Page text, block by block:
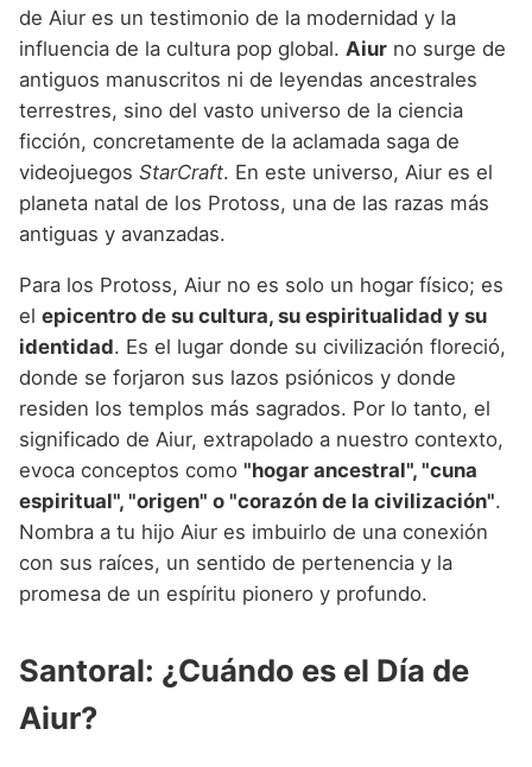
de Aiur es un testimonio de la modernidad y la
influencia de la cultura pop global. Aiur no surge de
antiguos manuscritos ni de leyendas ancestrales
terrestres, sino del vasto universo de la ciencia
ficción, concretamente de la aclamada saga de
videojuegos StarCraft. En este universo, Aiur es el
planeta natal de los Protoss, una de las razas más
antiguas y avanzadas.
Para los Protoss, Aiur no es solo un hogar físico; es
el epicentro de su cultura, su espiritualidad y su
identidad. Es el lugar donde su civilización floreció,
donde se forjaron sus lazos psiónicos y donde
residen los templos más sagrados. Por lo tanto, el
significado de Aiur, extrapolado a nuestro contexto,
evoca conceptos como "hogar ancestral", "cuna
espiritual", "origen" o "corazón de la civilización".
Nombra a tu hijo Aiur es imbuirlo de una conexión
con sus raíces, un sentido de pertenencia y la
promesa de un espíritu pionero y profundo.
Santoral: ¿Cuándo es el Día de
Aiur?